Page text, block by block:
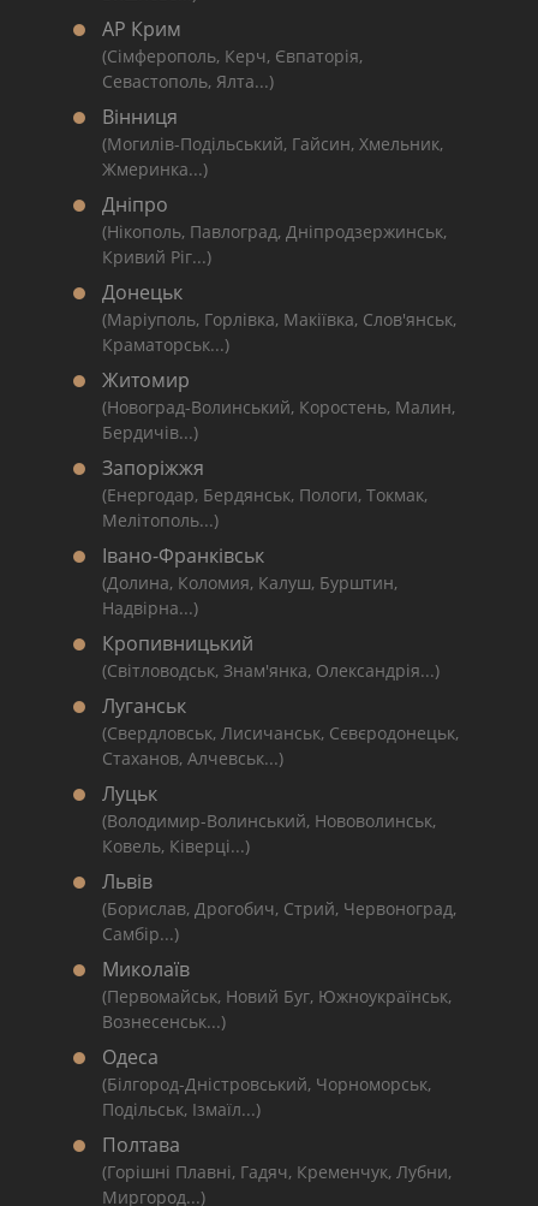
АР Крим
(Сімферополь, Керч, Євпаторія,
Севастополь, Ялта...)
Вінниця
(Могилів-Подільський, Гайсин, Хмельник,
Жмеринка...)
Дніпро
(Нікополь, Павлоград, Дніпродзержинськ,
Кривий Ріг...)
Донецьк
(Маріуполь, Горлівка, Макіївка, Слов'янськ,
Краматорськ...)
Житомир
(Новоград-Волинський, Коростень, Малин,
Бердичів...)
Запоріжжя
(Енергодар, Бердянськ, Пологи, Токмак,
Мелітополь...)
Івано-Франківськ
(Долина, Коломия, Калуш, Бурштин,
Надвірна...)
Кропивницький
(Світловодськ, Знам'янка, Олександрія...)
Луганськ
(Свердловськ, Лисичанськ, Сєвєродонецьк,
Стаханов, Алчевськ...)
Луцьк
(Володимир-Волинський, Нововолинськ,
Ковель, Ківерці...)
Львів
(Борислав, Дрогобич, Стрий, Червоноград,
Самбір...)
Миколаїв
(Первомайськ, Новий Буг, Южноукраїнськ,
Вознесенськ...)
Одеса
(Білгород-Дністровський, Чорноморськ,
Подільськ, Ізмаїл...)
Полтава
(Горішні Плавні, Гадяч, Кременчук, Лубни,
Миргород...)